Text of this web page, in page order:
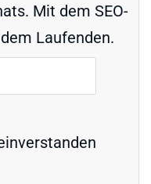
Mit dem SEO-
Laufenden.